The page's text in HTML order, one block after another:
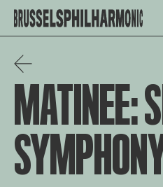
MATINEE: